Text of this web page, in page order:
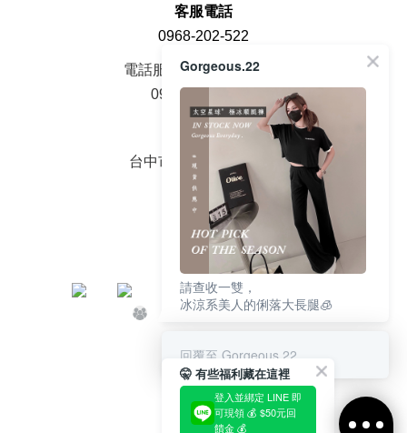
客服電話
0968-202-522
電話服務時間周一至周五
09：00 - 18：00
面交地址
台中市大雅區中山路2號
Gorgeous.22
請查收一雙，
冰涼系美人的俐落大長腿🧊
回覆至 Gorgeous.22
🤫 有些福利藏在這裡
登入並綁定 LINE 即
可現領 💰 $50元回
饋金 💰